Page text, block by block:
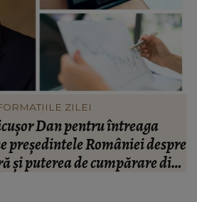
ZILEI
Dan pentru întreaga
președintele României despre
și puterea de cumpărare din